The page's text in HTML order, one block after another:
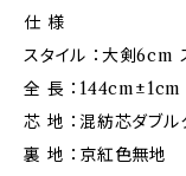
仕 様
スタイル ：大剣6cm
全 長 ：144cm±1cm
芯 地 ：混紡芯ダブル
裏 地 ：京紅色無地